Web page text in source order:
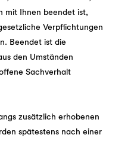
mit Ihnen beendet ist,
Verpflichtungen
Beendet ist die
den Umständen
Sachverhalt
zusätzlich erhobenen
spätestens nach einer